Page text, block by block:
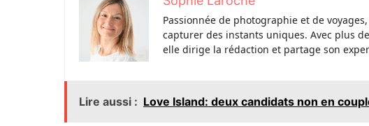
Passionnée de photographie et de
capturer des instants uniques. Avec plus
elle dirige la rédaction et partage son
Lire aussi : Love Island: deux candidats non en